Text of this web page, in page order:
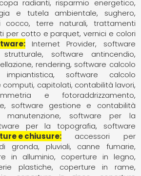
radianti risparmio energetico
e tutela ambientale
sughero
cocco
terre naturali
trattamenti
per cotto e parquet vernici e colori
Internet Provider
software
software antincendio
rendering software calcolo
software calcolo
computi, capitolati, contabilità lavori
e fotoraddrizzamento
software gestione e contabilità
manutenzione
software per la
per la topografia
software
e chiusure
accessori per
gronda, pluviali
canne fumarie,
in alluminio
coperture in legno
plastiche
coperture in rame